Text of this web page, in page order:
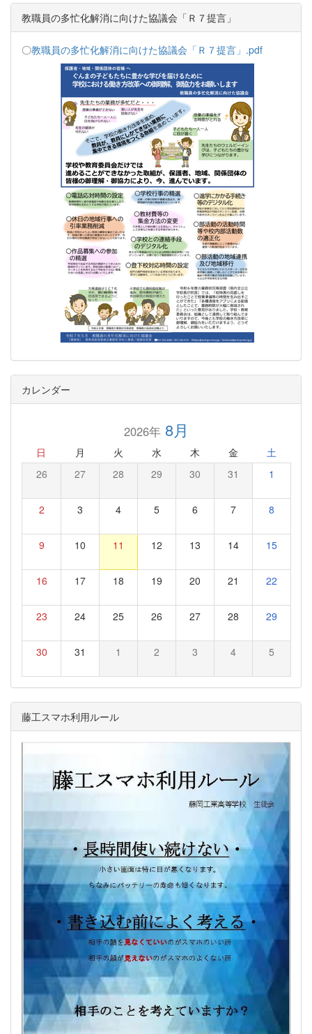
教職員の多忙化解消に向けた協議会「Ｒ７提言」
〇教職員の多忙化解消に向けた協議会「Ｒ７提言」.pdf
カレンダー
2026年8月
日 月 火 水 木 金 土
26 27 28 29 30 31 1
2 3 4 5 6 7 8
9 10 11 12 13 14 15
16 17 18 19 20 21 22
23 24 25 26 27 28 29
30 31 1 2 3 4 5
藤工スマホ利用ルール